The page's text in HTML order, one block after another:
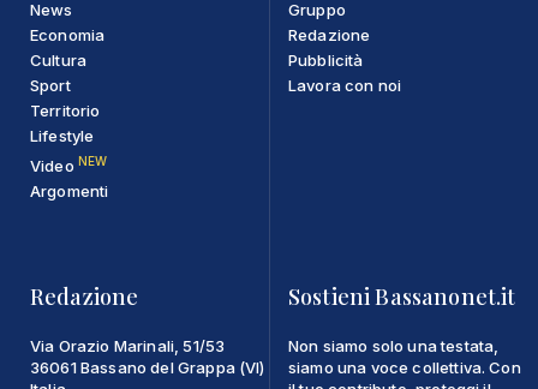
News
Economia
Cultura
Sport
Territorio
Lifestyle
Video NEW
Argomenti
Gruppo
Redazione
Pubblicità
Lavora con noi
Redazione
Via Orazio Marinali, 51/53
36061 Bassano del Grappa (VI)
Sostieni Bassanonet.it
Non siamo solo una testata,
siamo una voce collettiva. Con